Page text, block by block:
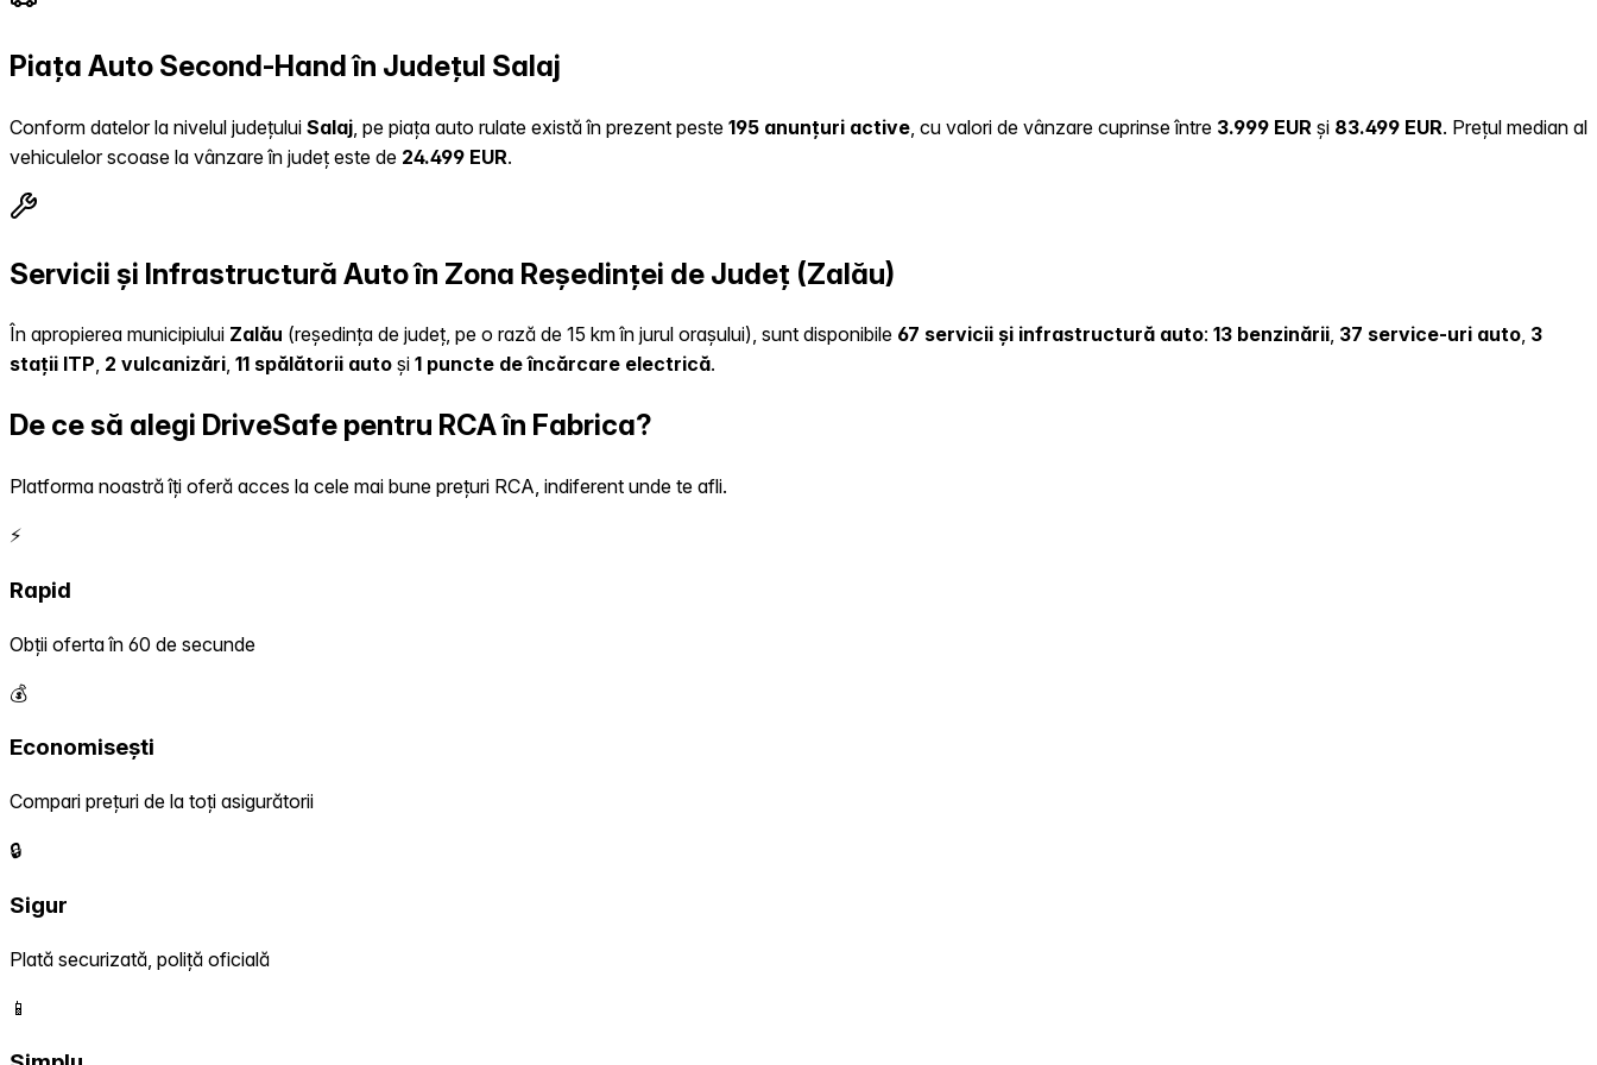
Piața Auto Second-Hand în Județul Salaj
Conform datelor la nivelul județului Salaj , pe piața auto rulate există în prezent peste 195 anunțuri active , cu valori de vânzare cuprinse între 3.999 EUR și 83.499 EUR. Prețul median al
vehiculelor scoase la vânzare în județ este de 24.499 EUR.
Servicii și Infrastructură Auto în Zona Reședinței de Județ (Zalău)
În apropierea municipiului Zalău (reședința de județ, pe o rază de 15 km în jurul orașului), sunt disponibile 67 servicii și infrastructură auto: 13 benzinării, 37 service-uri auto, 3
stații ITP, 2 vulcanizări, 11 spălătorii auto și 1 puncte de încărcare electrică.
De ce să alegi DriveSafe pentru RCA în Fabrica?
Platforma noastră îți oferă acces la cele mai bune prețuri RCA, indiferent unde te afli.
⚡
Rapid
Obții oferta în 60 de secunde
💰
Economisești
Compari prețuri de la toți asigurătorii
🔒
Sigur
Plată securizată, poliță oficială
📱